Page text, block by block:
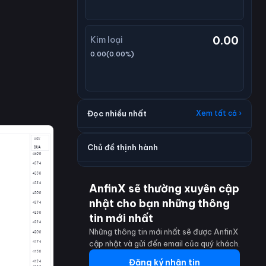
Kim loại 0.00
0.00(0.00%)
Đọc nhiều nhất Xem tất cả ›
Chủ đề thịnh hành
AnfinX sẽ thường xuyên cập
nhật cho bạn những thông
tin mới nhất
Những thông tin mới nhất sẽ được AnfinX
cập nhật và gửi đến email của quý khách.
Đăng ký nhận tin